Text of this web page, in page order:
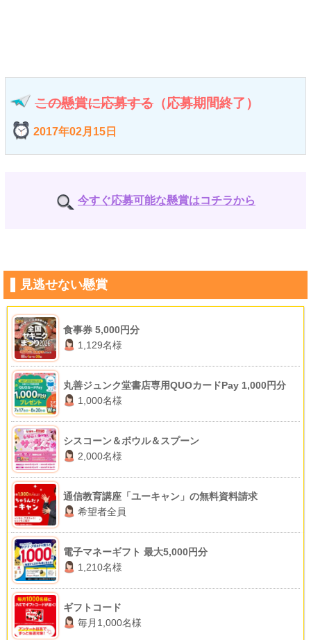
この懸賞に応募する （応募期間終了）
2017年02月15日
今すぐ応募可能な懸賞はコチラから
見逃せない懸賞
食事券 5,000円分
1,129名様
丸善ジュンク堂書店専用QUOカードPay 1,000円分
1,000名様
シスコーン＆ボウル＆スプーン
2,000名様
通信教育講座「ユーキャン」の無料資料請求
希望者全員
電子マネーギフト 最大5,000円分
1,210名様
ギフトコード
毎月1,000名様